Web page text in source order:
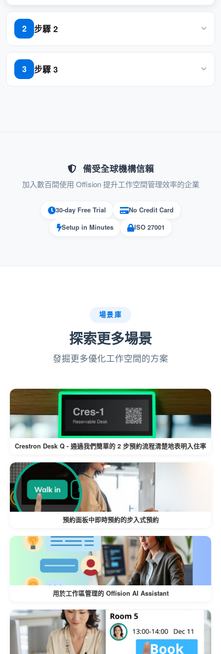
管理員可以快速阻止不可用的資源，確
改善使用者溝通
自動化提高效率
自動釋放功能確保資源無需人工干預即
可再次可用。
確保不會與不可用的資源發生衝突。
使用者友好的透明度
在資源管理方面建立信任和專業精神。
最大限度地減少干擾
如果現有預約的預約受到影響，他們會
立即收到通知，以便他們規劃替代方
案。
降低運營延遲或使用者不滿意的風險。
可定製的區塊週期
管理員可以根據資源的需求設置特定的
阻止持續時間。
靈活調整短期或長期停機的區塊週期。
適用於管理各種資源的公司，確保系統
地處理停機時間。
2 步驟 2
按兩下“Out of service periods”列中的“Add out of service
periods”按鈕
3 步驟 3
備受全球機構信賴
加入數百間使用 Offision 提升工作空間管理效率的企業
30-day Free Trial
No Credit Card
Setup in Minutes
ISO 27001
場景庫
探索更多場景
發掘更多優化工作空間的方案
Crestron Desk Q - 通過我們簡單的 2 步預約流程清楚地表明入住率
預約面板中即時預約的步入式預約
用於工作區管理的 Offision AI Assistant